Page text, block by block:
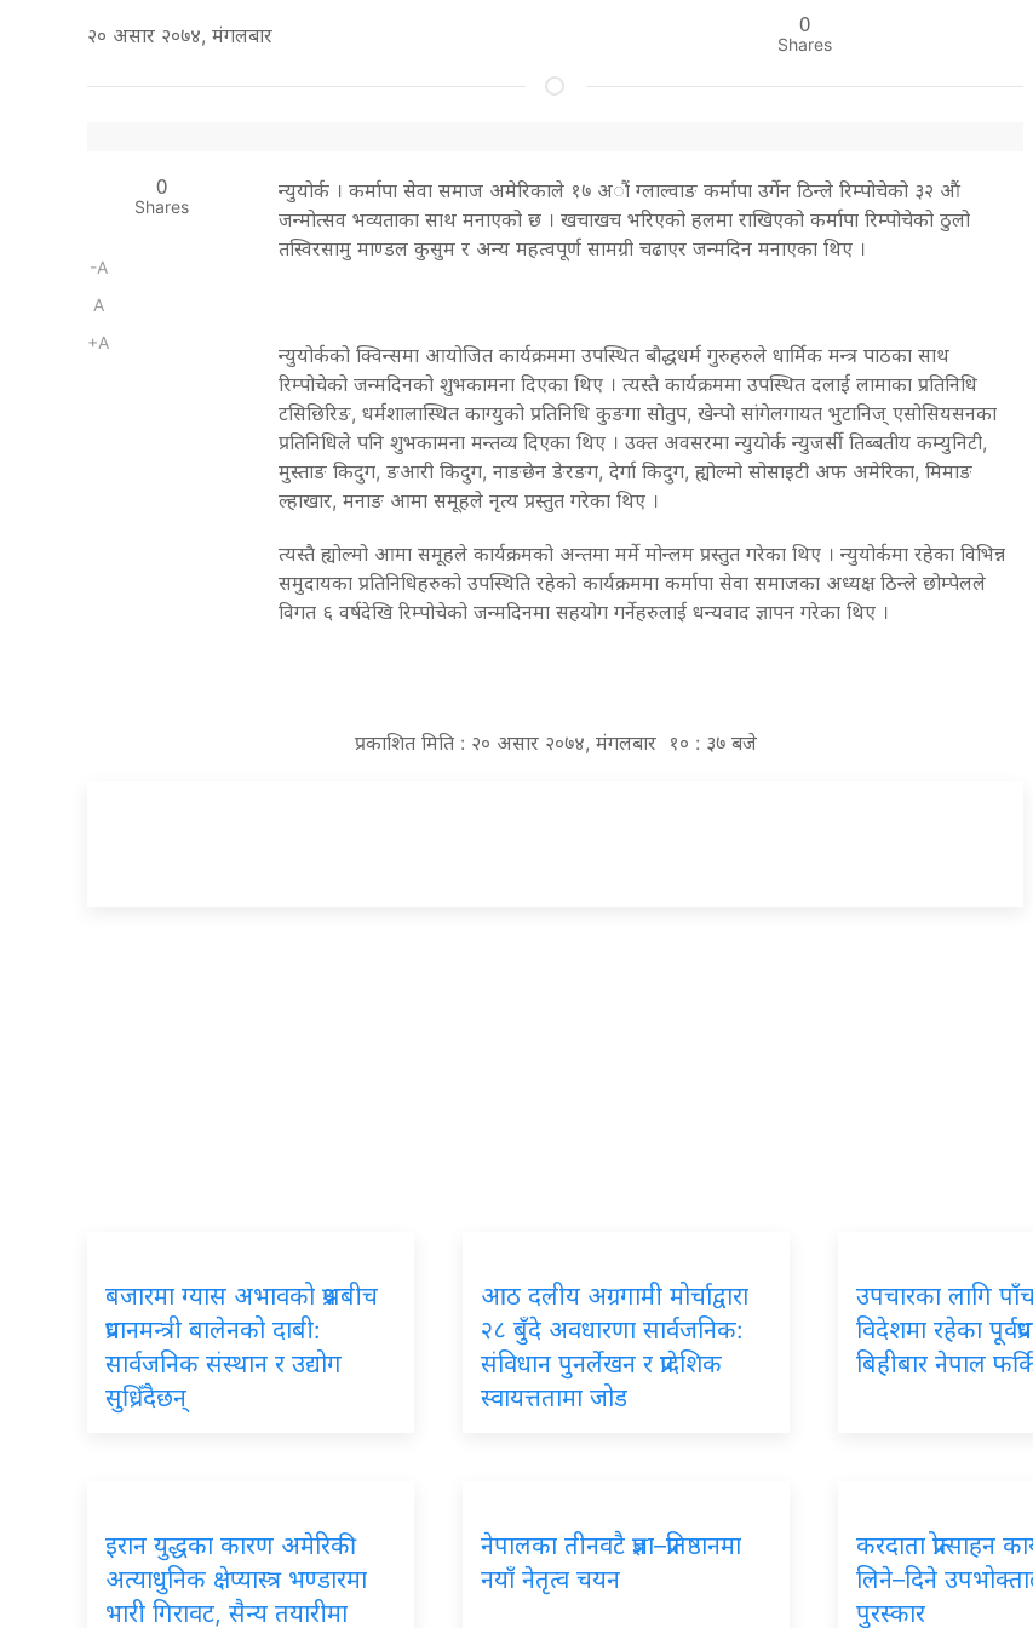
२० असार २०७४, मंगलबार 0
Shares
0
Shares
-A
A
+A
न्युयोर्क । कर्मापा सेवा समाज अमेरिकाले १७ अाैं ग्लाल्वाङ कर्मापा उर्गेन ठिन्ले रिम्पोचेको ३२ औं
जन्मोत्सव भव्यताका साथ मनाएको छ । खचाखच भरिएको हलमा राखिएको कर्मापा रिम्पोचेको ठुलो
तस्विरसामु माण्डल कुसुम र अन्य महत्वपूर्ण सामग्री चढाएर जन्मदिन मनाएका थिए ।
न्युयोर्कको क्विन्समा आयोजित कार्यक्रममा उपस्थित बौद्धधर्म गुरुहरुले धार्मिक मन्त्र पाठका साथ
रिम्पोचेको जन्मदिनको शुभकामना दिएका थिए । त्यस्तै कार्यक्रममा उपस्थित दलाई लामाका प्रतिनिधि
टसिछिरिङ, धर्मशालास्थित काग्युको प्रतिनिधि कुङगा सोतुप, खेन्पो सांगेलगायत भुटानिज् एसोसियसनका
प्रतिनिधिले पनि शुभकामना मन्तव्य दिएका थिए । उक्त अवसरमा न्युयोर्क न्युजर्सी तिब्बतीय कम्युनिटी,
मुस्ताङ किदुग, ङआरी किदुग, नाङछेन ङेरङग, देर्गा किदुग, ह्योल्मो सोसाइटी अफ अमेरिका, मिमाङ
ल्हाखार, मनाङ आमा समूहले नृत्य प्रस्तुत गरेका थिए ।
त्यस्तै ह्योल्मो आमा समूहले कार्यक्रमको अन्तमा मर्मे मोन्लम प्रस्तुत गरेका थिए । न्युयोर्कमा रहेका विभिन्न
समुदायका प्रतिनिधिहरुको उपस्थिति रहेको कार्यक्रममा कर्मापा सेवा समाजका अध्यक्ष ठिन्ले छोम्पेलले
विगत ६ वर्षदेखि रिम्पोचेको जन्मदिनमा सहयोग गर्नेहरुलाई धन्यवाद ज्ञापन गरेका थिए ।
प्रकाशित मिति : २० असार २०७४, मंगलबार १० : ३७ बजे
बजारमा ग्यास अभावको प्रश्नबीच
प्रधानमन्त्री बालेनको दाबी:
सार्वजनिक संस्थान र उद्योग
सुध्रिँदैछन्
आठ दलीय अग्रगामी मोर्चाद्वारा
२८ बुँदे अवधारणा सार्वजनिक:
संविधान पुनर्लेखन र प्रादेशिक
स्वायत्ततामा जोड
उपचारका लागि
विदेशमा रहेका
बिहीबार नेपाल
इरान युद्धका कारण अमेरिकी
अत्याधुनिक क्षेप्यास्त्र भण्डारमा
भारी गिरावट, सैन्य तयारीमा
नेपालका तीनवटै प्रज्ञा–प्रतिष्ठानमा
नयाँ नेतृत्व चयन
करदाता प्रोत्साहन
लिने–दिने
पुरस्कार